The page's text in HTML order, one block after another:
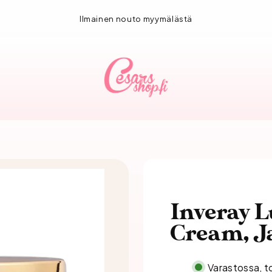
1-3 vuorokauden toimitus!
Inveray
Cream,
Varastossa,